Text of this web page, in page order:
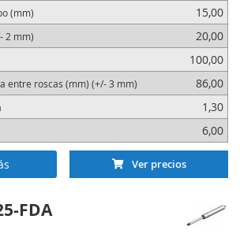
(mm)
15,00
2 mm)
20,00
100,00
entre roscas (mm) (+/- 3 mm)
86,00
1,30
6,00
Ver precios
FDA